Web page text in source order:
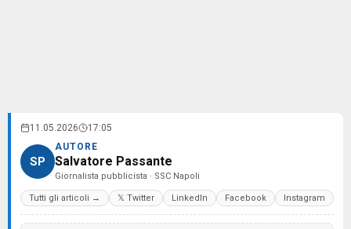
11.05.2026 17:05
SP
AUTORE
Salvatore Passante
Giornalista pubblicista · SSC Napoli
Tutti gli articoli → 𝕏 Twitter LinkedIn Facebook Instagram